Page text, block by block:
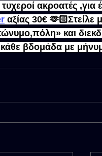
ακροατές ,για
αξίας 30€
και
κάθε βδομάδα με